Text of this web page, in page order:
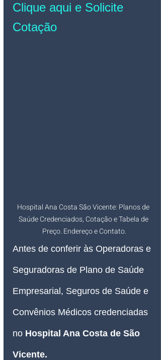
Clique aqui e Solicite
Cotação
Hospital Ana Costa São Vicente: Planos de
Saúde Credenciados, Cotação e Tabela de
Preço. Endereço e Contato.
Antes de conferir às Operadoras e
Seguradoras de Plano de Saúde
Empresarial, Seguros de Saúde e
Convênios Médicos credenciadas
no Hospital Ana Costa de São
Vicente.